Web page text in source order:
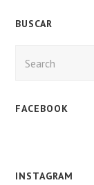
BUSCAR
FACEBOOK
INSTAGRAM